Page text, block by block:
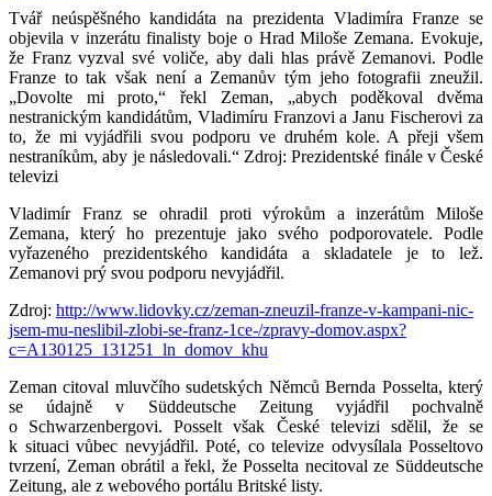
Tvář neúspěšného kandidáta na prezidenta Vladimíra Franze se
objevila v inzerátu finalisty boje o Hrad Miloše Zemana. Evokuje,
že Franz vyzval své voliče, aby dali hlas právě Zemanovi. Podle
Franze to tak však není a Zemanův tým jeho fotografii zneužil.
„Dovolte mi proto,“ řekl Zeman, „abych poděkoval dvěma
nestranickým kandidátům, Vladimíru Franzovi a Janu Fischerovi za
to, že mi vyjádřili svou podporu ve druhém kole. A přeji všem
nestraníkům, aby je následovali.“ Zdroj: Prezidentské finále v České
televizi
Vladimír Franz se ohradil proti výrokům a inzerátům Miloše
Zemana, který ho prezentuje jako svého podporovatele. Podle
vyřazeného prezidentského kandidáta a skladatele je to lež.
Zemanovi prý svou podporu nevyjádřil.
Zdroj: http://www.lidovky.cz/zeman-zneuzil-franze-v-kampani-nic-
jsem-mu-neslibil-zlobi-se-franz-1ce-/zpravy-domov.aspx?
c=A130125_131251_ln_domov_khu
Zeman citoval mluvčího sudetských Němců Bernda Posselta, který
se údajně v Süddeutsche Zeitung vyjádřil pochvalně
o Schwarzenbergovi. Posselt však České televizi sdělil, že se
k situaci vůbec nevyjádřil. Poté, co televize odvysílala Posseltovo
tvrzení, Zeman obrátil a řekl, že Posselta necitoval ze Süddeutsche
Zeitung, ale z webového portálu Britské listy.